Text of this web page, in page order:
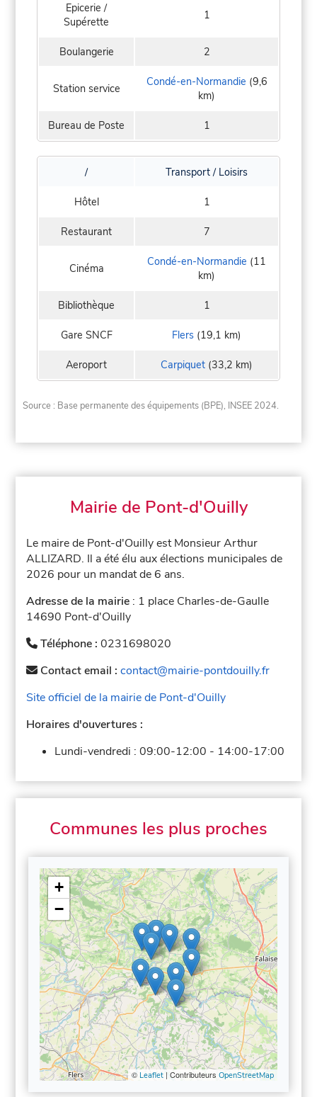
Epicerie /
Supérette
1
Boulangerie 2
Station service Condé-en-Normandie (9,6
km)
Bureau de Poste 1
/ Transport / Loisirs
Hôtel 1
Restaurant 7
Cinéma Condé-en-Normandie (11
km)
Bibliothèque 1
Gare SNCF Flers (19,1 km)
Aeroport Carpiquet (33,2 km)
Source : Base permanente des équipements (BPE), INSEE 2024.
Mairie de Pont-d'Ouilly
Le maire de Pont-d'Ouilly est Monsieur Arthur
ALLIZARD. Il a été élu aux élections municipales de
2026 pour un mandat de 6 ans.
Adresse de la mairie : 1 place Charles-de-Gaulle
14690 Pont-d'Ouilly
Téléphone :0231698020
Contact email :contact@mairie-pontdouilly.fr
Site officiel de la mairie de Pont-d'Ouilly
Horaires d'ouvertures :
Lundi-vendredi :09:00-12:00 - 14:00-17:00
Communes les plus proches
+
−
© Leaflet| Contributeurs OpenStreetMap